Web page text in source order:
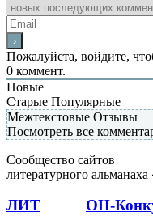
Пожалуйста, войдите,
0 коммент.
Новые
Старые Популярные
Межтекстовые Отзывы
Посмотреть все
Сообщество сайтов
литературного
ЛИТ ОН-